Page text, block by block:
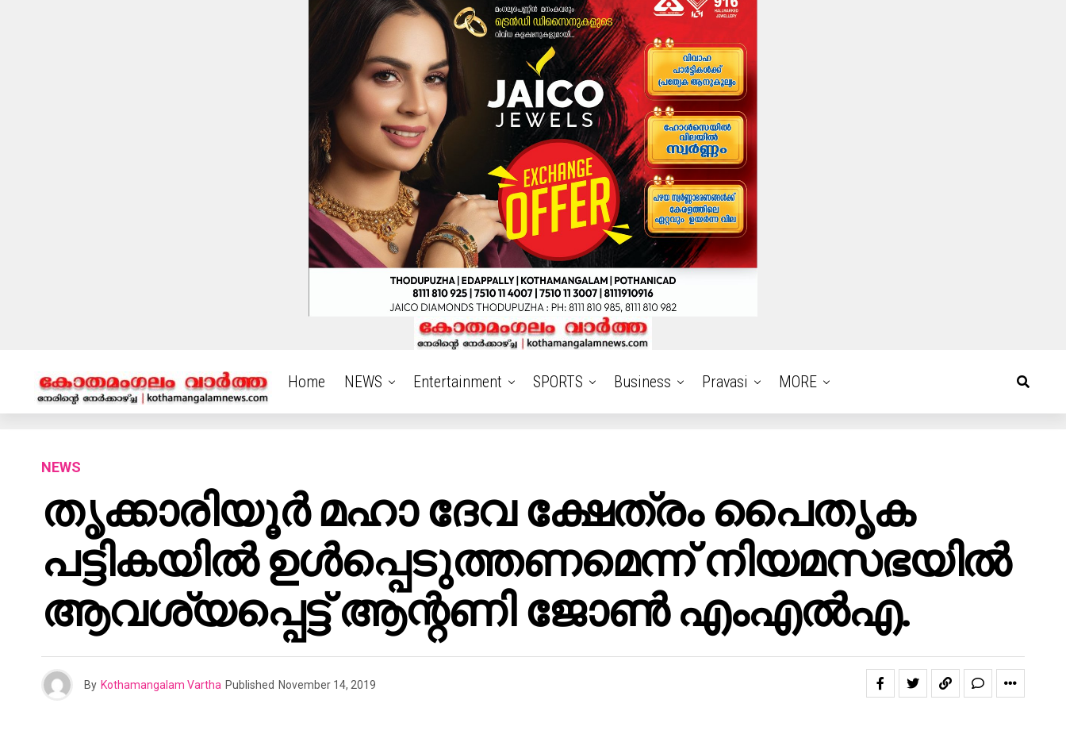
Home NEWS Entertainment SPORTS Business Pravasi MORE
NEWS
തൃക്കാരിയൂർ മഹാ ദേവ ക്ഷേത്രം പൈതൃക
പട്ടികയിൽ ഉൾപ്പെടുത്തണമെന്ന് നിയമസഭയിൽ
ആവശ്യപ്പെട്ട് ആന്റണി ജോൺ എംഎൽഎ.
By Kothamangalam Vartha Published November 14, 2019